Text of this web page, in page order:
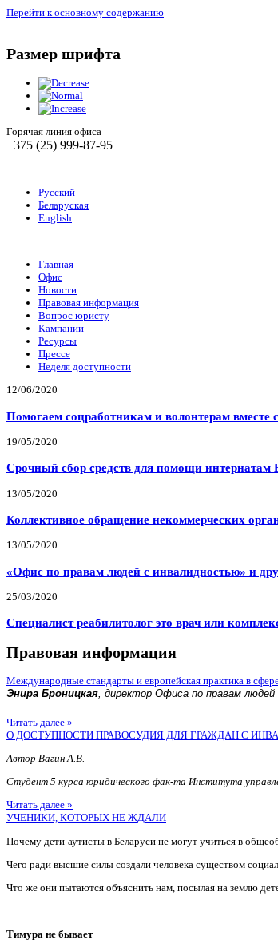
Перейти к основному содержанию
Размер шрифта
Горячая линия офиса
+375 (25) 999-87-95
Русский
Беларуская
English
Главная
Офис
Новости
Правовая информация
Вопрос юристу
Кампании
Ресурсы
Прессе
Неделя доступности
12/06/2020
Помогаем соцработникам и волонтерам вместе
19/05/2020
Срочный сбор средств для помощи интернатам
13/05/2020
Коллективное обращение некоммерческих
13/05/2020
«Офис по правам людей с инвалидностью» и
25/03/2020
Специалист реабилитолог это врач или
Правовая информация
Международные стандарты и европейская практика в
Энира Броницкая, директор Офиса по правам людей
Читать далее »
О ДОСТУПНОСТИ ПРАВОСУДИЯ ДЛЯ ГРАЖДАН С
Автор Вагин А.В.
Студент 5 курса юридического фак-та Института
Читать далее »
УЧЕНИКИ, КОТОРЫХ НЕ ЖДАЛИ
Почему дети-аутисты в Беларуси не могут учиться в
Чего ради высшие силы создали человека существом
Что же они пытаются объяснить нам, посылая на землю
Тимура не бывает